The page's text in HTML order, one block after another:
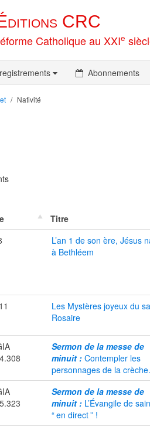
CRC
Catholique au XXIe
Abonnements
Nativité
Titre
L’an 1 de son ère, Jésus
à Bethléem
Les Mystères joyeux du
Rosaire
Sermon de la messe de
minuit : Contempler les
personnages de la crèche.
Sermon de la messe de
minuit : L’Évangile de
“en direct” !